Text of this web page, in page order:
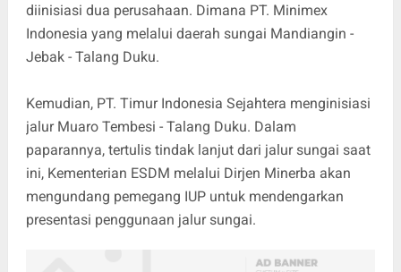
diinisiasi dua perusahaan. Dimana PT. Minimex
Indonesia yang melalui daerah sungai Mandiangin -
Jebak - Talang Duku.
Kemudian, PT. Timur Indonesia Sejahtera menginisiasi
jalur Muaro Tembesi - Talang Duku. Dalam
paparannya, tertulis tindak lanjut dari jalur sungai saat
ini, Kementerian ESDM melalui Dirjen Minerba akan
mengundang pemegang IUP untuk mendengarkan
presentasi penggunaan jalur sungai.